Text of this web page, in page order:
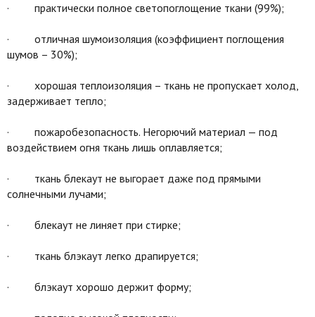
· практически полное светопоглощение ткани (99%);
· отличная шумоизоляция (коэффициент поглощения
шумов – 30%);
· хорошая теплоизоляция – ткань не пропускает холод,
задерживает тепло;
· пожаробезопасность. Негорючий материал — под
воздействием огня ткань лишь оплавляется;
· ткань блекаут не выгорает даже под прямыми
солнечными лучами;
· блекаут не линяет при стирке;
· ткань блэкаут легко драпируется;
· блэкаут хорошо держит форму;